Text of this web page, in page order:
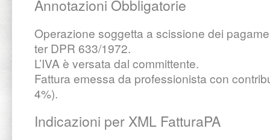
Annotazioni Obbligatorie
Operazione soggetta a scissione dei
ter DPR 633/1972.
L’IVA è versata dal committente.
Fattura emessa da professionista con
4%).
Indicazioni per XML FatturaPA